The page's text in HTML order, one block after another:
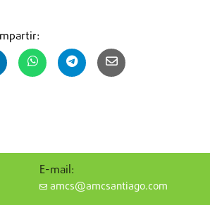
E-mail:
amcs@amcsantiago.com